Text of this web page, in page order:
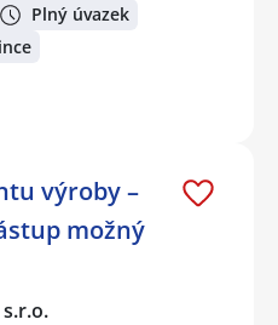
Plný úvazek
výroby –
možný